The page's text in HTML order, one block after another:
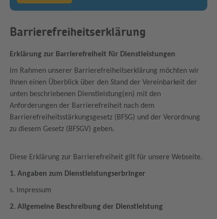
Barrierefreiheitserklärung
Erklärung zur Barrierefreiheit für Dienstleistungen
Im Rahmen unserer Barrierefreiheitserklärung möchten wir
Ihnen einen Überblick über den Stand der Vereinbarkeit der
unten beschriebenen Dienstleistung(en) mit den
Anforderungen der Barrierefreiheit nach dem
Barrierefreiheitsstärkungsgesetz (BFSG) und der Verordnung
zu diesem Gesetz (BFSGV) geben.
Diese Erklärung zur Barrierefreiheit gilt für unsere Webseite.
1. Angaben zum Dienstleistungserbringer
s. Impressum
2. Allgemeine Beschreibung der Dienstleistung